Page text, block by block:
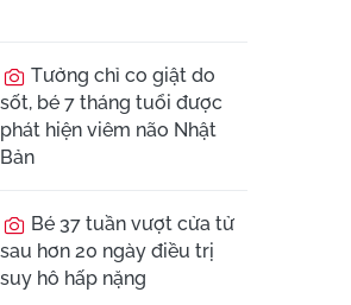
Tưởng chỉ co giật do
sốt, bé 7 tháng tuổi được
phát hiện viêm não Nhật
Bản
Bé 37 tuần vượt cửa tử
sau hơn 20 ngày điều trị
suy hô hấp nặng